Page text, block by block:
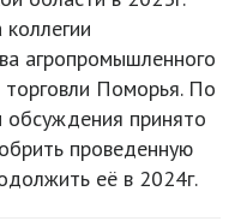
агропромышленного
торговли Поморья. По
обсуждения принято
проведенную
её в 2024г.